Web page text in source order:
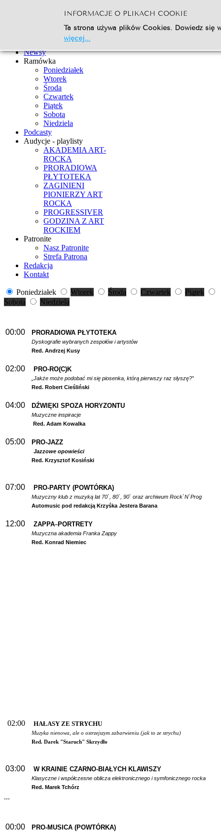
Go
Strona Główna
Newsy
Ramówka
Poniedziałek
Wtorek
Środa
Czwartek
Piątek
Sobota
Niedziela
Podcasty
Audycje - playlisty
AKADEMIA ART-
ROCKA
PRORADIOWA
PŁYTOTEKA
ZAGINIENI
PIONIERZY ART
ROCKA
PROGRESSIVER
GODZINA Z ART
ROCKIEM
Patronite
Nasz Patronite
Strefa Patrona
Redakcja
Kontakt
Poniedziałek Wtorek Środa Czwartek
Piątek
Sobota
Niedziela
00:00 PRORADIOWA PŁYTOTEKA
Dyskografie wybranych zespołów i artystów
Red. Andrzej Kusy
02:00 PRO-RO(C)K
„Jakże może podobać mi się piosenka, którą pierwszy raz słyszę?”
Red. Robert Cieśliński
04:00 DŹWIĘKI SPOZA HORYZONTU
Muzyczne inspiracje
Red. Adam Kowalka
05:00 PRO-JAZZ
Jazzowe opowieści
Red. Krzysztof Kosiński
07:00 PRO-PARTY (POWTÓRKA)
Muzyczny klub z muzyką lat 70`, 80`, 90` oraz archiwum Rock`N`Prog
Automusic pod redakcją Krzyśka Jestera Barana
12:00 ZAPPA–PORTRETY
Muzyczna akademia Franka Zappy
Red. Konrad Niemiec
02:00 HAŁASY ZE STRYCHU
Muzyka nienowa, ale o ostrzejszym zabarwieniu (jak to ze strychu)
Red. Darek "Staruch" Skrzydło
03:00 W KRAINIE CZARNO-BIAŁYCH KLAWISZY
Klasyczne i współczesne oblicza elektronicznego i symfonicznego rocka
Red. Marek Tchórz
...
00:00 PRO-MUSICA (POWTÓRKA)
INFORMACJE O PLIKACH COOKIE
Ta strona używa plików Cookies. Dowiedz
więcej...